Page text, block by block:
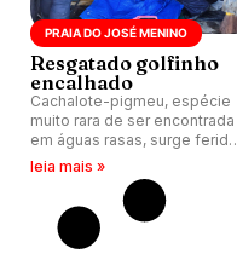
PRAIA DO JOSÉ MENINO
Resgatado golfinho
encalhado
Cachalote-pigmeu, espécie
muito rara de ser encontrada
em águas rasas, surge ferido
em Santos e é confundido
leia mais »